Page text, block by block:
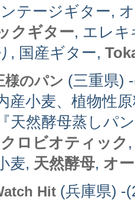
テージギター,
クギター, エレ
, 国産ギター,
様のパン (三重県)
産小麦、植物性
天然酵母蒸しパ
ロビオティック
麦, 天然酵母, オ
Hit (兵庫県) -